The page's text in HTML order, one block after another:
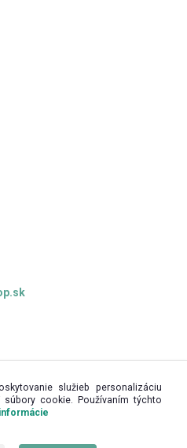
služieb personalizáciu
cookie. Používaním týchto